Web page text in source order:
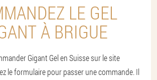
LE GEL
À BRIGUE
Gigant Gel en Suisse sur le site
le formulaire pour passer une commande. Il